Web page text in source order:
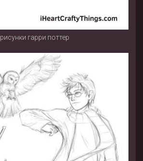
рисунки гарри поттер